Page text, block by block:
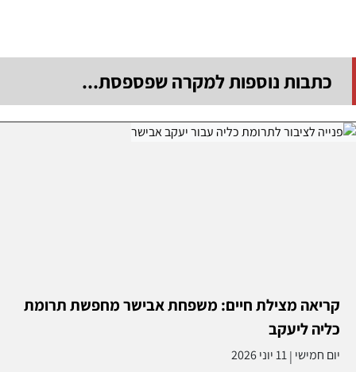
כתבות נוספות למקרה שפספסת...
קריאה מצילת חיים: משפחת אבישר מחפשת תרומת
כליה ליעקב
יום חמישי |11 יוני 2026